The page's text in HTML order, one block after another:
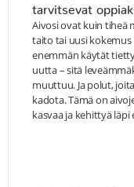
tarvitsevat
Aivosi ovat kuin tiheä
taito tai uusi
enemmän käytät
uutta – sitä
muuttuu. Ja polut,
kadota. Tämä on
kasvaa ja kehittyä läpi